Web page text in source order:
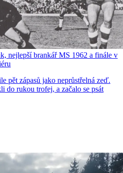
nejlepší brankář MS 1962 a finále v
pět zápasů jako neprůstřelná zeď.
do rukou trofej, a začalo se psát